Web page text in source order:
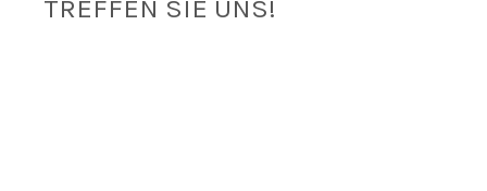
TREFFEN SIE UNS!